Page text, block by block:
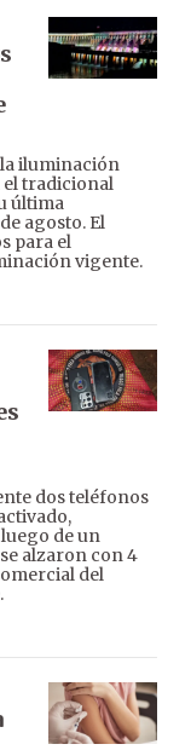
iluminación
el tradicional
última
agosto. El
para el
vigente.
dos teléfonos
de un
alzaron con 4
del